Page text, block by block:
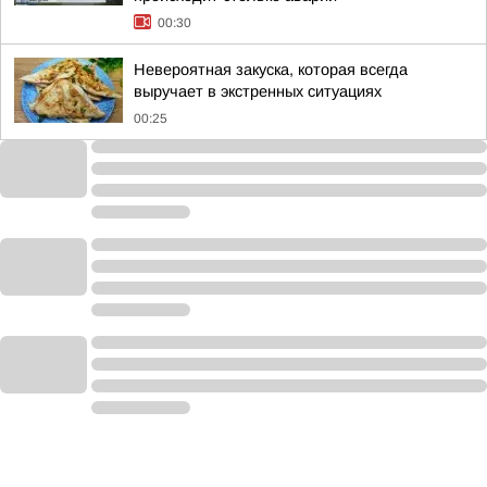
00:30
Невероятная закуска, которая всегда
выручает в экстренных ситуациях
00:25